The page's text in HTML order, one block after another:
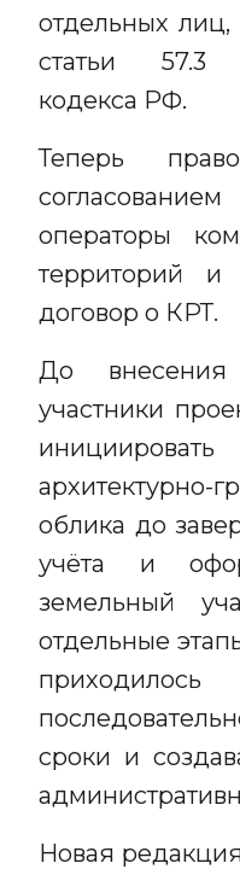
отдельных лиц,
статьи 57.3
кодекса РФ.
Теперь
операторы
территорий и
договор о КРТ.
До внесения
участники
архитектурно-
облика до
учёта и
земельный
отдельные
сроки и
Новая